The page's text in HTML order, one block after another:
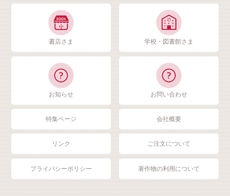
書店さま 学校・図書館さま
お知らせ お問い合わせ
特集ページ 会社概要
リンク ご注文について
プライバシーポリシー 著作物の利用について